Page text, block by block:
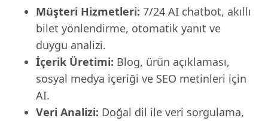
Müşteri Hizmetleri: 7/24 AI chatbot, akıllı
bilet yönlendirme, otomatik yanıt ve
duygu analizi.
İçerik Üretimi: Blog, ürün açıklaması,
sosyal medya içeriği ve SEO metinleri için
AI.
Veri Analizi: Doğal dil ile veri sorgulama,